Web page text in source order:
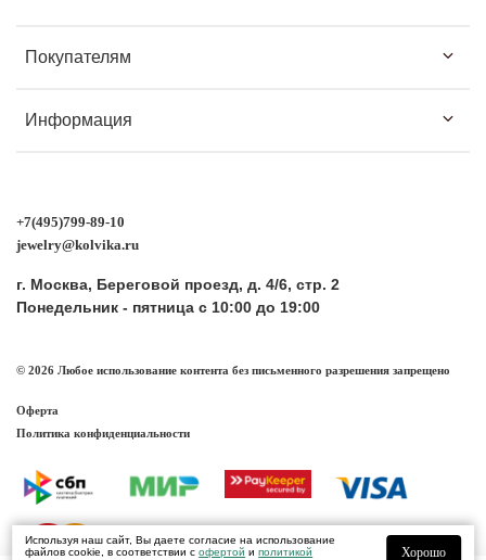
Покупателям
Информация
+7(495)799-89-10
jewelry@kolvika.ru
г. Москва, Береговой проезд, д. 4/6, стр. 2
Понедельник - пятница с 10:00 до 19:00
© 2026 Любое использование контента без письменного разрешения запрещено
Оферта
Политика конфиденциальности
Используя наш сайт, Вы даете согласие на использование
файлов cookie, в соответствии софертой иполитикой
Хорошо